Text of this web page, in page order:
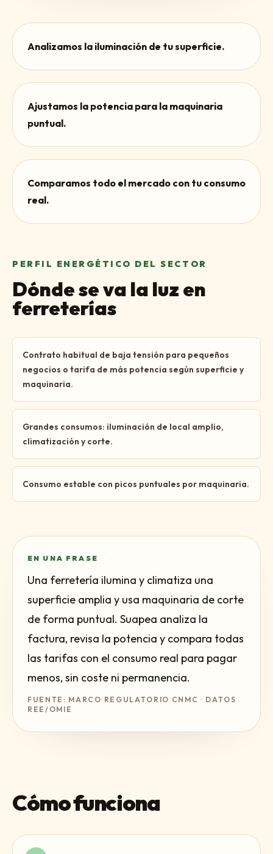
Analizamos la iluminación de tu superficie.
Ajustamos la potencia para la maquinaria
puntual.
Comparamos todo el mercado con tu consumo
real.
PERFIL ENERGÉTICO DEL SECTOR
Dónde se va la luz en
ferreterías
Contrato habitual de baja tensión para pequeños
negocios o tarifa de más potencia según superficie y
maquinaria.
Grandes consumos: iluminación de local amplio,
climatización y corte.
Consumo estable con picos puntuales por maquinaria.
EN UNA FRASE
Una ferretería ilumina y climatiza una
superficie amplia y usa maquinaria de corte
de forma puntual. Suapea analiza la
factura, revisa la potencia y compara todas
las tarifas con el consumo real para pagar
menos, sin coste ni permanencia.
FUENTE: MARCO REGULATORIO CNMC · DATOS
REE/OMIE
Cómo funciona